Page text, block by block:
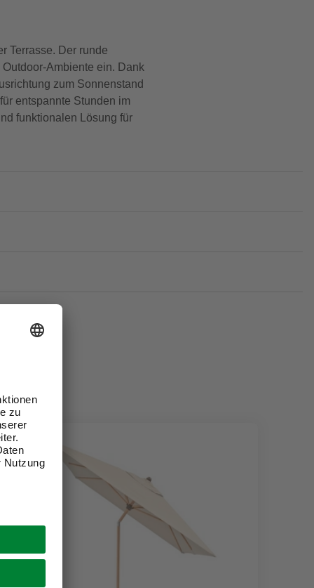
Terrasse. Der runde
Ambiente ein. Dank
zum Sonnenstand
entspannte Stunden im
funktionalen Lösung für